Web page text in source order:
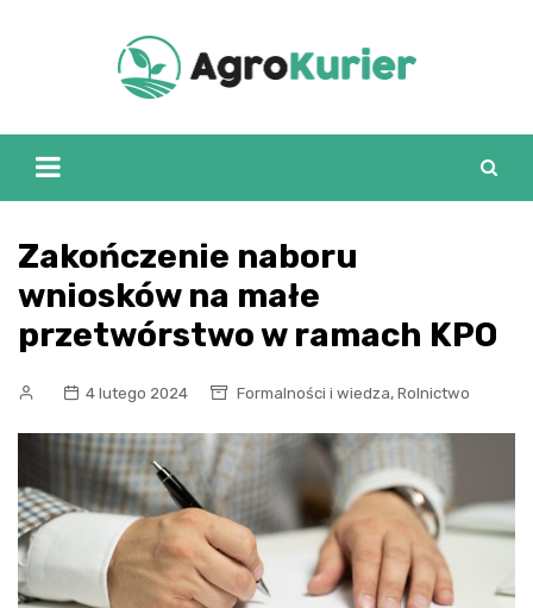
Zakończenie naboru
wniosków na małe
przetwórstwo w ramach KPO
4 lutego 2024 Formalności i wiedza, Rolnictwo